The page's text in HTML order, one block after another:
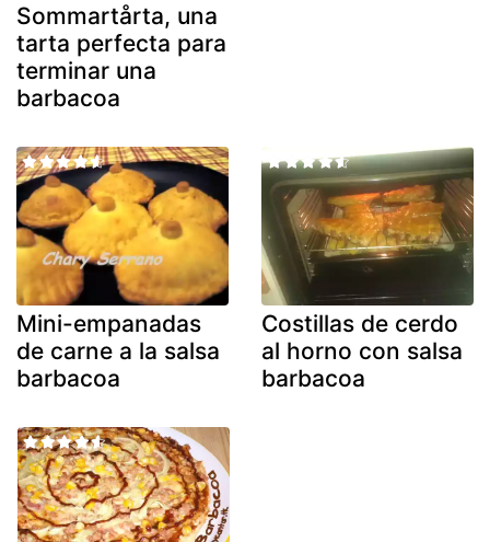
Sommartårta, una
tarta perfecta para
terminar una
barbacoa
Mini-empanadas
de carne a la salsa
barbacoa
Costillas de cerdo
al horno con salsa
barbacoa